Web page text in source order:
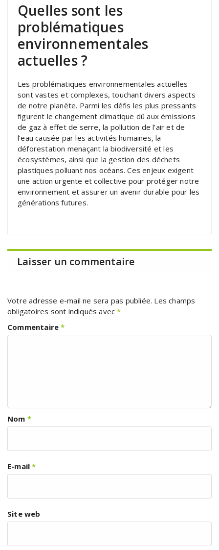
Quelles sont les
problématiques
environnementales
actuelles ?
Les problématiques environnementales actuelles
sont vastes et complexes, touchant divers aspects
de notre planète. Parmi les défis les plus pressants
figurent le changement climatique dû aux émissions
de gaz à effet de serre, la pollution de l’air et de
l’eau causée par les activités humaines, la
déforestation menaçant la biodiversité et les
écosystèmes, ainsi que la gestion des déchets
plastiques polluant nos océans. Ces enjeux exigent
une action urgente et collective pour protéger notre
environnement et assurer un avenir durable pour les
générations futures.
Laisser un commentaire
Votre adresse e-mail ne sera pas publiée. Les champs
obligatoires sont indiqués avec*
Commentaire*
Nom *
E-mail*
Site web